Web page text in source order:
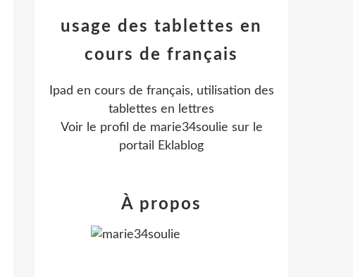
usage des tablettes en
cours de français
Ipad en cours de français, utilisation des
tablettes en lettres
Voir le profil de marie34soulie sur le
portail Eklablog
À propos